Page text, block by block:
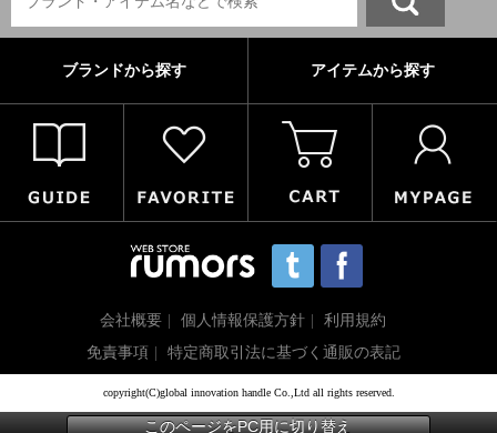
ブランドから探す アイテムから探す
会社概要 個人情報保護方針
利用規約
免責事項
特定商取引法に基づく通販の表記
copyright(C)global innovation handle Co.,Ltd all rights reserved.
このページをPC用に切り替え